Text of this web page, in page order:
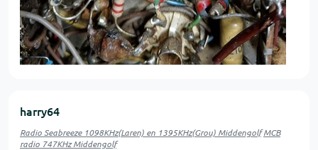
harry64
Radio Seabreeze 1098KHz(Laren) en 1395KHz(Grou) Middengolf MCB
radio 747KHz Middengolf